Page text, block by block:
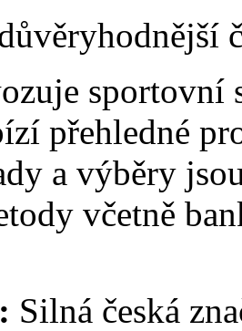
sportovní
přehledné
a výběry
včetně
Silná česká